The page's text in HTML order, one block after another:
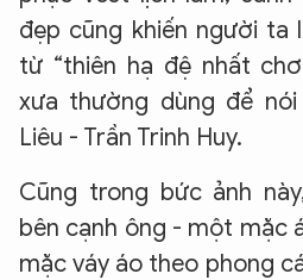
đẹp cũng khiến người ta
từ “thiên hạ đệ nhất
xưa thường dùng để
Liêu - Trần Trinh Huy.
Cũng trong bức ảnh
bên cạnh ông - một mặc
mặc váy áo theo phong